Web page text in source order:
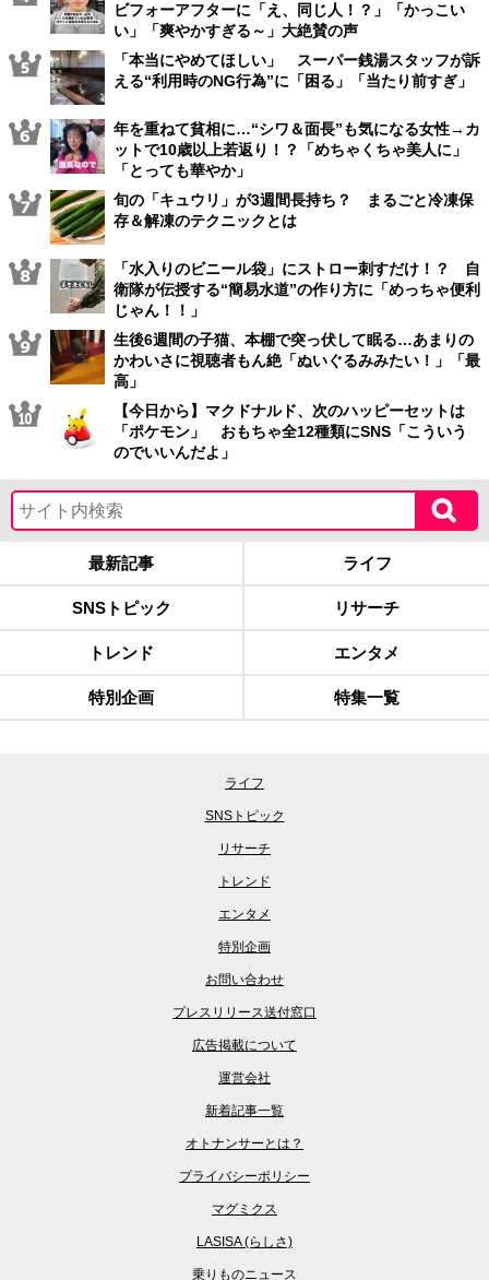
ビフォーアフターに「え、同じ人！？」「かっこい
い」「爽やかすぎる～」大絶賛の声
「本当にやめてほしい」 スーパー銭湯スタッフが訴
える“利用時のNG行為”に「困る」「当たり前すぎ」
年を重ねて貧相に…“シワ＆面長”も気になる女性→カ
ットで10歳以上若返り！？「めちゃくちゃ美人に」
「とっても華やか」
旬の「キュウリ」が3週間長持ち？ まるごと冷凍保
存＆解凍のテクニックとは
「水入りのビニール袋」にストロー刺すだけ！？ 自
衛隊が伝授する“簡易水道”の作り方に「めっちゃ便利
じゃん！！」
生後6週間の子猫、本棚で突っ伏して眠る…あまりの
かわいさに視聴者もん絶「ぬいぐるみみたい！」「最
高」
【今日から】マクドナルド、次のハッピーセットは
「ポケモン」 おもちゃ全12種類にSNS「こういう
のでいいんだよ」
最新記事 ライフ
SNSトピック リサーチ
トレンド エンタメ
特別企画 特集一覧
ライフ
SNSトピック
リサーチ
トレンド
エンタメ
特別企画
お問い合わせ
プレスリリース送付窓口
広告掲載について
運営会社
新着記事一覧
オトナンサーとは？
プライバシーポリシー
マグミクス
LASISA (らしさ)
乗りものニュース